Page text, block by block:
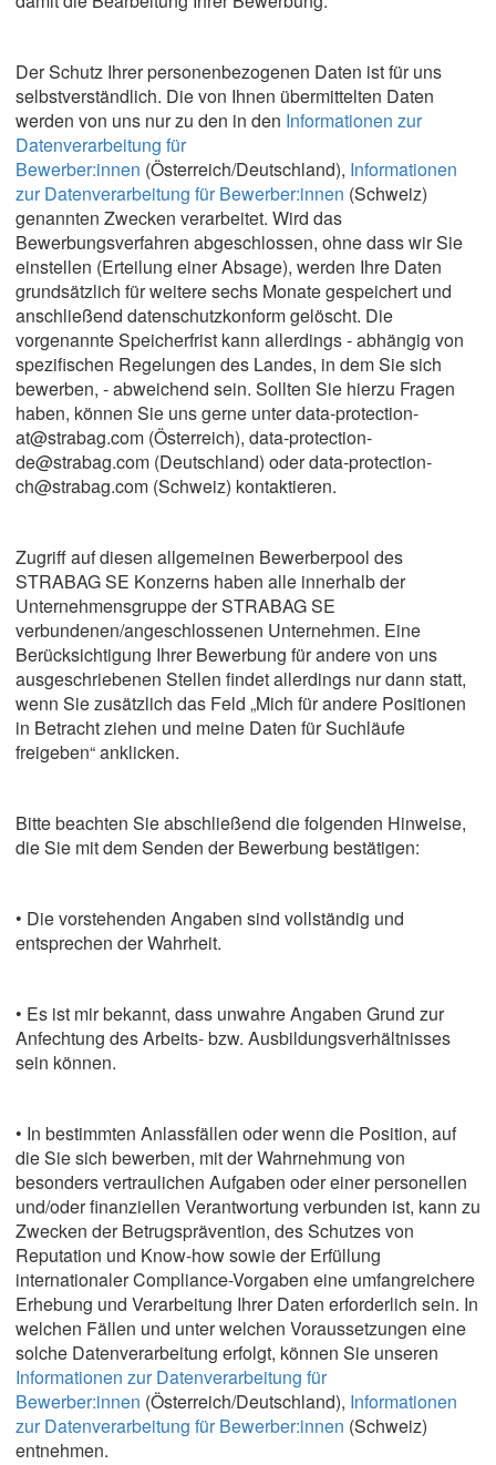
Der Schutz Ihrer personenbezogenen Daten ist für uns
selbstverständlich. Die von Ihnen übermittelten Daten
werden von uns nur zu den in den Informationen zur
Datenverarbeitung für
Bewerber:innen (Österreich/Deutschland), Informationen
zur Datenverarbeitung für Bewerber:innen (Schweiz)
genannten Zwecken verarbeitet. Wird das
Bewerbungsverfahren abgeschlossen, ohne dass wir Sie
einstellen (Erteilung einer Absage), werden Ihre Daten
grundsätzlich für weitere sechs Monate gespeichert und
anschließend datenschutzkonform gelöscht. Die
vorgenannte Speicherfrist kann allerdings - abhängig von
spezifischen Regelungen des Landes, in dem Sie sich
bewerben, - abweichend sein. Sollten Sie hierzu Fragen
haben, können Sie uns gerne unter data-protection-
at@strabag.com (Österreich), data-protection-
de@strabag.com (Deutschland) oder data-protection-
ch@strabag.com (Schweiz) kontaktieren.
Zugriff auf diesen allgemeinen Bewerberpool des
STRABAG SE Konzerns haben alle innerhalb der
Unternehmensgruppe der STRABAG SE
verbundenen/angeschlossenen Unternehmen. Eine
Berücksichtigung Ihrer Bewerbung für andere von uns
ausgeschriebenen Stellen findet allerdings nur dann statt,
wenn Sie zusätzlich das Feld „Mich für andere Positionen
in Betracht ziehen und meine Daten für Suchläufe
freigeben“ anklicken.
Bitte beachten Sie abschließend die folgenden Hinweise,
die Sie mit dem Senden der Bewerbung bestätigen:
• Die vorstehenden Angaben sind vollständig und
entsprechen der Wahrheit.
• Es ist mir bekannt, dass unwahre Angaben Grund zur
Anfechtung des Arbeits- bzw. Ausbildungsverhältnisses
sein können.
• In bestimmten Anlassfällen oder wenn die Position, auf
die Sie sich bewerben, mit der Wahrnehmung von
besonders vertraulichen Aufgaben oder einer personellen
und/oder finanziellen Verantwortung verbunden ist, kann zu
Zwecken der Betrugsprävention, des Schutzes von
Reputation und Know-how sowie der Erfüllung
internationaler Compliance-Vorgaben eine umfangreichere
Erhebung und Verarbeitung Ihrer Daten erforderlich sein. In
welchen Fällen und unter welchen Voraussetzungen eine
solche Datenverarbeitung erfolgt, können Sie unseren
Informationen zur Datenverarbeitung für
Bewerber:innen (Österreich/Deutschland), Informationen
zur Datenverarbeitung für Bewerber:innen (Schweiz)
entnehmen.